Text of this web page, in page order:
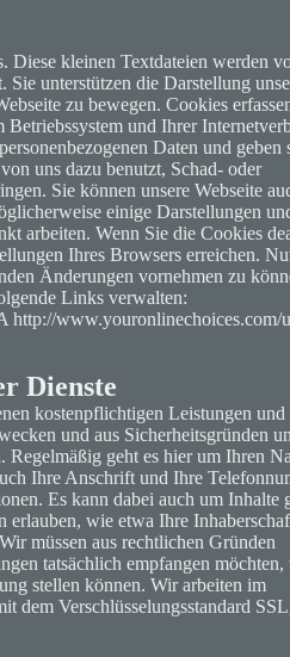
Diese kleinen Textdateien werden
Sie unterstützen die Darstellung
zu bewegen. Cookies
und Ihrer
Daten und geben
uns dazu benutzt, Schad- oder
Sie können unsere Webseite
einige Darstellungen
arbeiten. Wenn Sie die Cookies
Ihres Browsers erreichen.
Änderungen vornehmen zu
Links verwalten:
http://www.youronlinechoices.com/
Dienste
kostenpflichtigen Leistungen und
und aus Sicherheitsgründen
geht es hier um Ihren
Ihre Anschrift und Ihre
Es kann dabei auch um Inhalte
erlauben, wie etwa Ihre
müssen aus rechtlichen Gründen
tatsächlich empfangen
stellen können. Wir arbeiten im
dem Verschlüsselungsstandard